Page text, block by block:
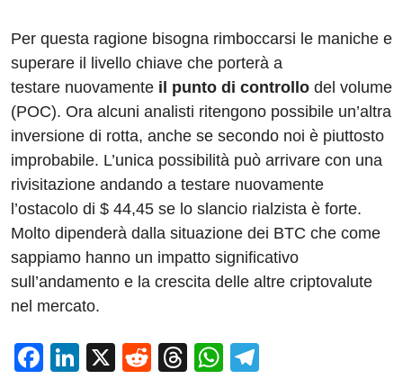
Per questa ragione bisogna rimboccarsi le maniche e
superare il livello chiave che porterà a
testare nuovamente il punto di controllo del volume
(POC). Ora alcuni analisti ritengono possibile un’altra
inversione di rotta, anche se secondo noi è piuttosto
improbabile. L’unica possibilità può arrivare con una
rivisitazione andando a testare nuovamente
l’ostacolo di $ 44,45 se lo slancio rialzista è forte.
Molto dipenderà dalla situazione dei BTC che come
sappiamo hanno un impatto significativo
sull’andamento e la crescita delle altre criptovalute
nel mercato.
F
Li
X
R
T
W